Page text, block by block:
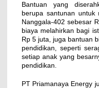
Bantuan yang
berupa santunan untuk
Nanggala-402 sebesar
biaya melahirkan bagi
Rp 5 juta, juga bantuan
pendidikan, seperti
setiap anak yang
pendidikan.
PT Priamanaya Energy